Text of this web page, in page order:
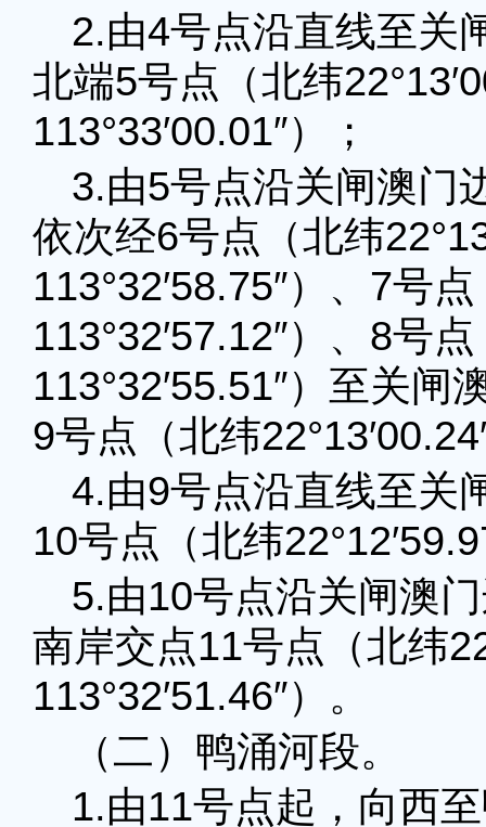
2.由4号点沿直线至关
北端5号点（北纬
113°33′00.01″）；
3.由5号点沿关闸澳门
依次经6号点（北纬
113°32′58.75″）、7号
113°32′57.12″）、8号
113°32′55.51″）至关
9号点（北纬
4.由9号点沿直线至关
10号点（北纬
5.由10号点沿关闸澳
南岸交点11号点（北纬
113°32′51.46″）。
（二）鸭涌河段。
1.由11号点起，向西